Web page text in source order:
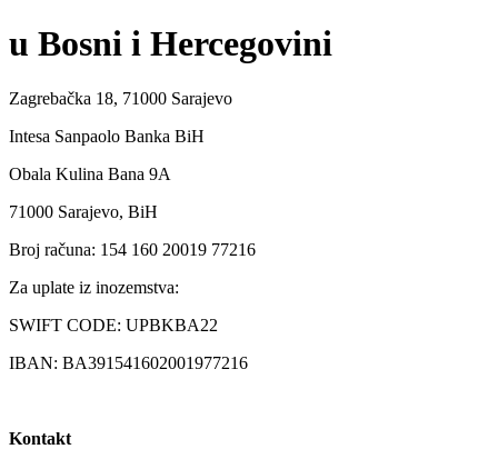
u Bosni i Hercegovini
Zagrebačka 18, 71000 Sarajevo
Intesa Sanpaolo Banka BiH
Obala Kulina Bana 9A
71000 Sarajevo, BiH
Broj računa: 154 160 20019 77216
Za uplate iz inozemstva:
SWIFT CODE: UPBKBA22
IBAN: BA391541602001977216
Kontakt